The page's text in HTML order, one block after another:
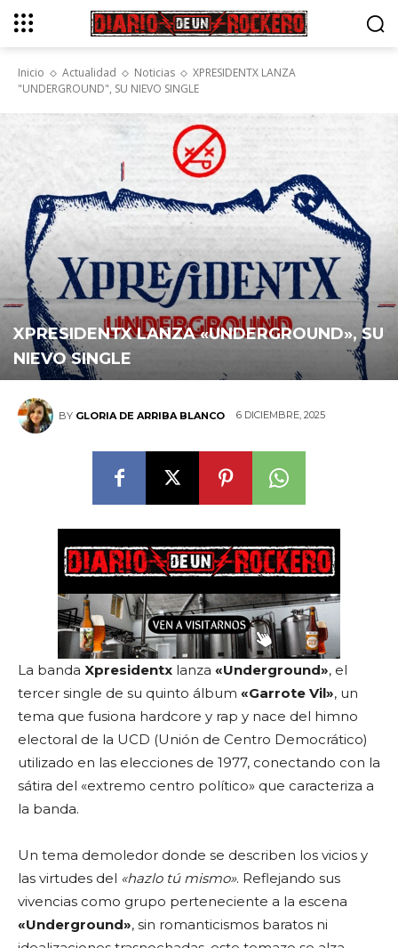
Inicio Actualidad Noticias
XPRESIDENTX LANZA
"UNDERGROUND", SU NIEVO SINGLE
XPRESIDENTX LANZA «UNDERGROUND», SU
NIEVO SINGLE
BY GLORIA DE ARRIBA BLANCO 6 DICIEMBRE, 2025
La banda Xpresidentx lanza «Underground», el
tercer single de su quinto álbum «Garrote Vil», un
tema que fusiona hardcore y rap y nace del himno
electoral de la UCD (Unión de Centro Democrático)
utilizado en las elecciones de 1977, conectando con la
sátira del «extremo centro político» que caracteriza a
la banda.
Un tema demoledor donde se describen los vicios y
las virtudes del «hazlo tú mismo». Reflejando sus
vivencias como grupo perteneciente a la escena
«Underground», sin romanticismos baratos ni